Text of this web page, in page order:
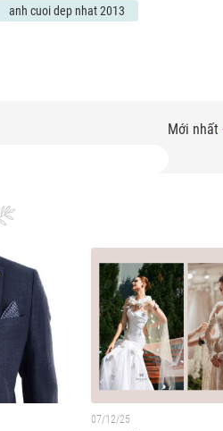
anh cuoi dep nhat 2013
Mới nhất
07/12/25